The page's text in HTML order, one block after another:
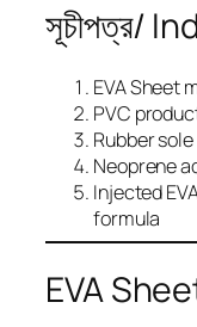
সূচীপত্র/
EVA Sheet
PVC
Rubber
Neoprene
Injected
formula
EVA